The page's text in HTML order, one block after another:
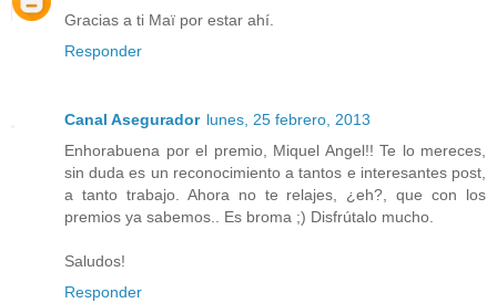
Gracias a ti Maï por estar ahí.
Responder
Canal Asegurador lunes, 25 febrero, 2013
Enhorabuena por el premio, Miquel Angel!! Te lo mereces,
sin duda es un reconocimiento a tantos e interesantes post,
a tanto trabajo. Ahora no te relajes, ¿eh?, que con los
premios ya sabemos.. Es broma ;) Disfrútalo mucho.
Saludos!
Responder